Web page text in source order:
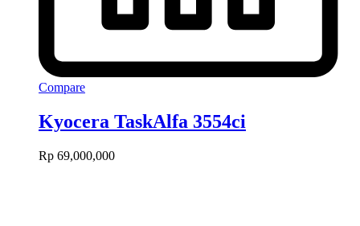
Compare
Kyocera TaskAlfa 3554ci
Rp 69,000,000